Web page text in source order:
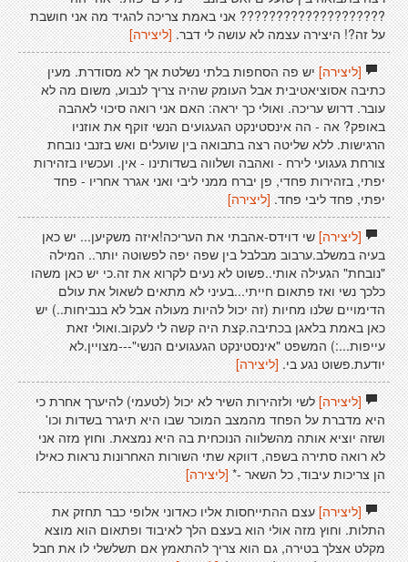
???????????????????? אני באמת צריכה להגיד מה אני חושבת
על זה?! היצירה עצמה לא עושה לי דבר.[ליצירה]
[ליצירה]יש פה הסחפות בלתי נשלטת אך לא מסודרת. מעין
כתיבה אסוציאטיבית אבל העומק שהיה צריך לנבוע, משום מה לא
עובר. דרוש עריכה. ואולי כך יראה: האם אני רואה סיכוי לאהבה
באופק? אה - הה אינסטינקט הגעגועים הנשי זוקף את אוזניו
הרגישות. ללא שליטה רצה בתבואה בין שועלים ואש בזנבי נובחת
צורחת געגועי לירח - ואהבה ושלווה בשדותינו - אין. ועכשיו בזהירות
יפתי, בזהירות פחדי, פן יברח ממני ליבי ואני אגרר אחריו - פחד
יפתי, פחד ליבי פחד.[ליצירה]
[ליצירה]שי דוידס-אהבתי את העריכה!איזה משקיען... יש כאן
בעיה במשלב.ערבוב מבלבל בין שפה יפה לפשוטה יותר.. המילה
"נובחת" הגעילה אותי..פשוט לא נעים לקרוא את זה.כי יש כאן משהו
כלכך נשי ואז פתאום חייתי...בעיני לא מתאים לשאול את עולם
הדימויים שלנו מחיות (זה יכול להיות מעולה אבל לא בנביחות..) יש
כאן באמת בלאגן בכתיבה.קצת היה קשה לי לעקוב.ואולי זאת
עייפות...:) המשפט "אינסטינקט הגעגועים הנשי"---מצויין.לא
יודעת.פשוט נגע בי. [ליצירה]
[ליצירה]לשי ולזהירות השיר לא יכול (לטעמי) להיערך אחרת כי
היא מדברת על הפחד מהמצב המוכר שבו היא תיגרר בשדות וכו'
ושזה יוציא אותה מהשלווה הנוכחית בה היא נמצאת. וחוץ מזה אני
לא רואה סתירה בשפה, דווקא שתי השורות האחרונות נראות כאילו
הן צריכות עיבוד, כל השאר -* [ליצירה]
[ליצירה]עצם ההתייחסות אליו כאדוני אלופי כבר תחזק את
התלות. וחוץ מזה אולי הוא בעצם הלך לאיבוד ופתאום הוא מוצא
מקלט אצלך בטירה, גם הוא צריך להתאמץ אם תשלשלי לו את חבל